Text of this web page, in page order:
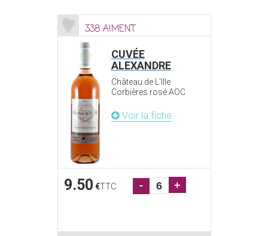
338 AIMENT
CUVÉE
ALEXANDRE
Château de L'Ille
Corbières rosé AOC
Voir la fiche
9.50 €TTC - +